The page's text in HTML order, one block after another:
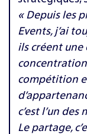
« Depuis les
Events, j’ai
ils créent
compétition
c’est l’un
Le partage,